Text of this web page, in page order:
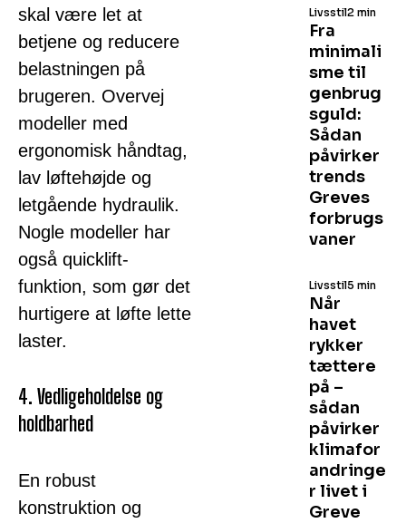
skal være let at
betjene og reducere
belastningen på
brugeren. Overvej
modeller med
ergonomisk håndtag,
lav løftehøjde og
letgående hydraulik.
Nogle modeller har
også quicklift-
funktion, som gør det
hurtigere at løfte lette
laster.
4. Vedligeholdelse og
holdbarhed
En robust
konstruktion og
Fra
minimali
sme til
genbrug
sguld:
Sådan
påvirker
trends
Greves
forbrugs
vaner
Livsstil2 min
Når
havet
rykker
tættere
på –
sådan
påvirker
klimafor
andringe
r livet i
Greve
Livsstil5 min